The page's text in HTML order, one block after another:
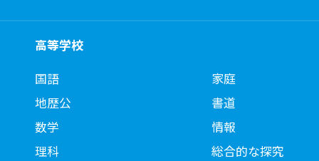
高等学校
国語
地歴公
数学
理科
家庭
書道
情報
総合的な探究